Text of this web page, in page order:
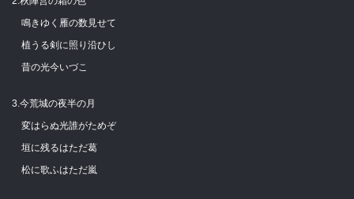
鳴きゆく雁の数見せて
植うる剣に照り沿ひし
昔の光今いづこ
3.今荒城の夜半の月
変はらぬ光誰がためぞ
垣に残るはただ葛
松に歌ふはただ嵐